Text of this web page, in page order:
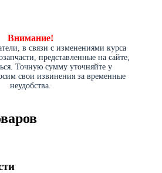
Внимание!
в связи с изменениями курса
представленные на сайте,
Точную сумму уточняйте у
свои извинения за временные
неудобства.